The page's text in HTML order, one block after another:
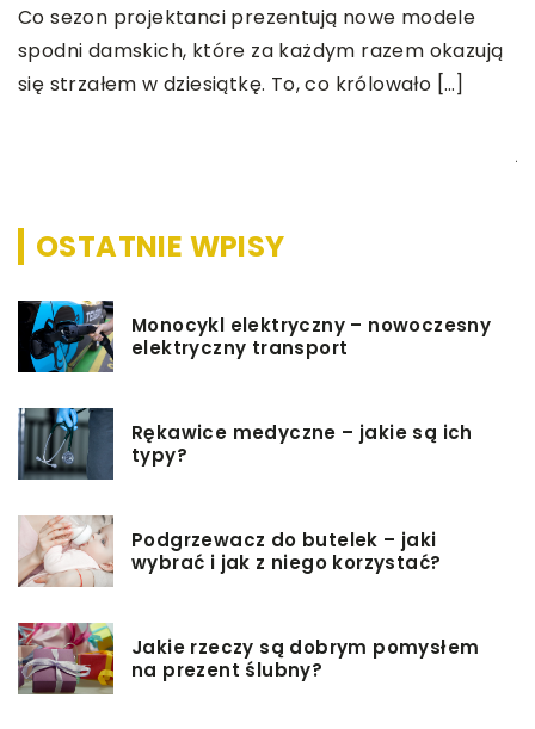
Co sezon projektanci prezentują nowe modele
spodni damskich, które za każdym razem okazują
się strzałem w dziesiątkę. To, co królowało […]
OSTATNIE WPISY
Monocykl elektryczny – nowoczesny
elektryczny transport
Rękawice medyczne – jakie są ich
typy?
Podgrzewacz do butelek – jaki
wybrać i jak z niego korzystać?
Jakie rzeczy są dobrym pomysłem
na prezent ślubny?